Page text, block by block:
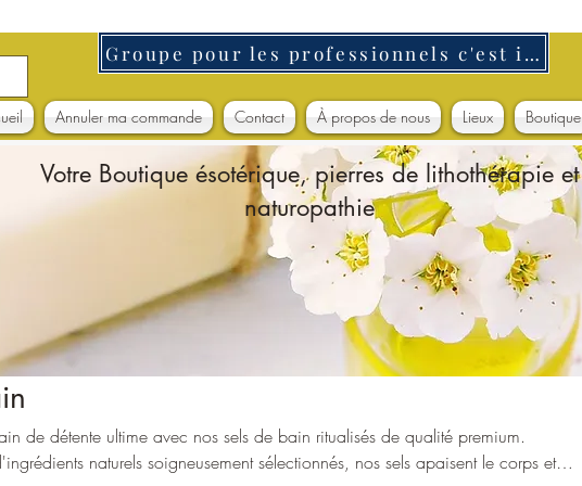
Annuler ma commande Contact À propos de nous Lieux Boutique
Groupe pour les professionnels c'est ici
Votre Boutique ésotérique, pierres de lithothérapie et
naturopathie
de détente ultime avec nos sels de bain ritualisés de qualité premium.
naturels soigneusement sélectionnés, nos sels apaisent le corps et